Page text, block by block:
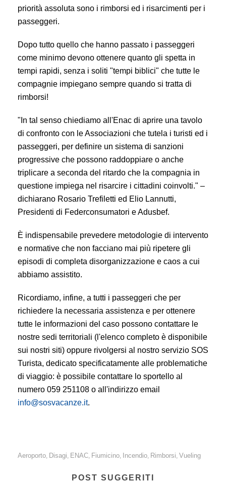
priorità assoluta sono i rimborsi ed i risarcimenti per i
passeggeri.
Dopo tutto quello che hanno passato i passeggeri
come minimo devono ottenere quanto gli spetta in
tempi rapidi, senza i soliti "tempi biblici" che tutte le
compagnie impiegano sempre quando si tratta di
rimborsi!
"In tal senso chiediamo all'Enac di aprire una tavolo
di confronto con le Associazioni che tutela i turisti ed i
passeggeri, per definire un sistema di sanzioni
progressive che possono raddoppiare o anche
triplicare a seconda del ritardo che la compagnia in
questione impiega nel risarcire i cittadini coinvolti." –
dichiarano Rosario Trefiletti ed Elio Lannutti,
Presidenti di Federconsumatori e Adusbef.
È indispensabile prevedere metodologie di intervento
e normative che non facciano mai più ripetere gli
episodi di completa disorganizzazione e caos a cui
abbiamo assistito.
Ricordiamo, infine, a tutti i passeggeri che per
richiedere la necessaria assistenza e per ottenere
tutte le informazioni del caso possono contattare le
nostre sedi territoriali (l'elenco completo è disponibile
sui nostri siti) oppure rivolgersi al nostro servizio SOS
Turista, dedicato specificatamente alle problematiche
di viaggio: è possibile contattare lo sportello al
numero 059 251108 o all'indirizzo email
info@sosvacanze.it.
Aeroporto, Disagi, ENAC, Fiumicino, Incendio, Rimborsi, Vueling
POST SUGGERITI